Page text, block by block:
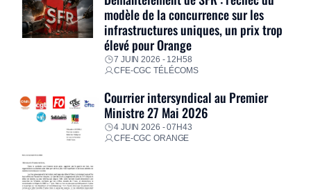
modèle de la concurrence sur les
infrastructures uniques, un prix trop
élevé pour Orange
7 JUIN 2026 - 12H58
CFE-CGC TÉLÉCOMS
Courrier intersyndical au Premier
Ministre 27 Mai 2026
4 JUIN 2026 - 07H43
CFE-CGC ORANGE